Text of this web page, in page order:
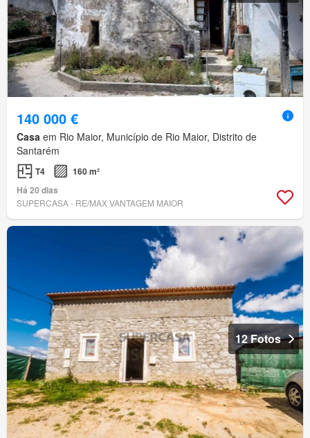
140 000 €
Casa em Rio Maior, Município de Rio Maior, Distrito de
Santarém
T4
160 m²
Há 20 dias
SUPERCASA - RE/MAX VANTAGEM MAIOR
12 Fotos